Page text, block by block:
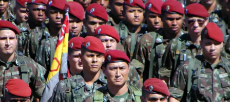
Dia do Exército – 1ª DE